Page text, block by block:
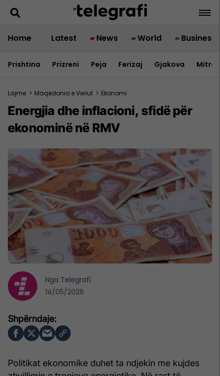
Home Latest News World Business
Prishtina Prizreni Peja Ferizaj Gjakova
Lajme > Maqedonia e Veriut > Ekonomi
Energjia dhe inflacioni, sfidë për
ekonominë në RMV
Politikat ekonomike duhet ta ndjekin me kujdes
Nga Telegrafi
14/05/2026